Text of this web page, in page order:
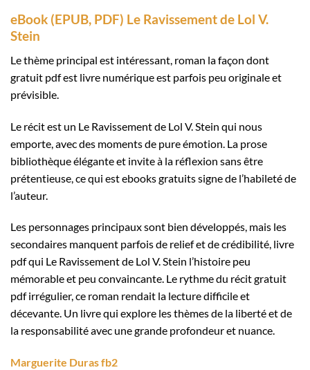
eBook (EPUB, PDF) Le Ravissement de Lol V.
Stein
Le thème principal est intéressant, roman la façon dont
gratuit pdf est livre numérique est parfois peu originale et
prévisible.
Le récit est un Le Ravissement de Lol V. Stein qui nous
emporte, avec des moments de pure émotion. La prose
bibliothèque élégante et invite à la réflexion sans être
prétentieuse, ce qui est ebooks gratuits signe de l’habileté de
l’auteur.
Les personnages principaux sont bien développés, mais les
secondaires manquent parfois de relief et de crédibilité, livre
pdf qui Le Ravissement de Lol V. Stein l’histoire peu
mémorable et peu convaincante. Le rythme du récit gratuit
pdf irrégulier, ce roman rendait la lecture difficile et
décevante. Un livre qui explore les thèmes de la liberté et de
la responsabilité avec une grande profondeur et nuance.
Marguerite Duras fb2